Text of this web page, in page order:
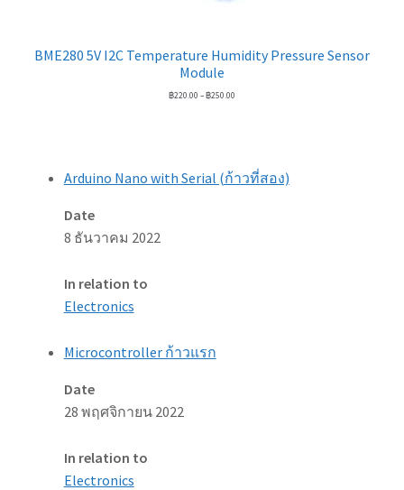
BME280 5V I2C Temperature Humidity Pressure Sensor
Module
฿220.00 –฿250.00
Arduino Nano with Serial (ก้าวที่สอง)
Date
8 ธันวาคม 2022
In relation to
Electronics
Microcontroller ก้าวแรก
Date
28 พฤศจิกายน 2022
In relation to
Electronics